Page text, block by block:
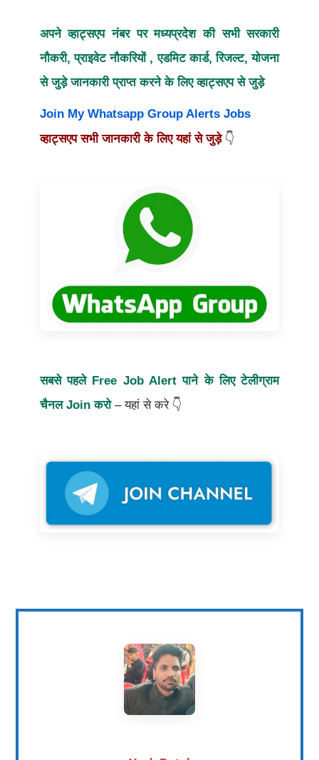
अपने व्हाट्सएप नंबर पर मध्यप्रदेश की सभी सरकारी
नौकरी, प्राइवेट नौकरियों , एडमिट कार्ड, रिजल्ट, योजना
से जुड़े जानकारी प्राप्त करने के लिए व्हाट्सएप से जुड़े
Join My Whatsapp Group Alerts Jobs
व्हाट्सएप सभी जानकारी के लिए यहां से जुड़े 👇
सबसे पहले Free Job Alert पाने के लिए टेलीग्राम
चैनल Join करो – यहां से करे 👇